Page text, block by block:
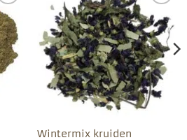
Toevoegen
aan
favorieten
Wintermix kruiden